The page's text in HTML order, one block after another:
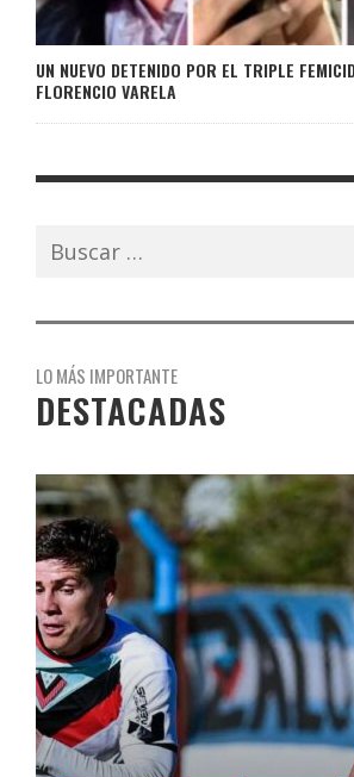
UN NUEVO DETENIDO POR EL TRIPLE
FLORENCIO VARELA
Buscar:
LO MÁS IMPORTANTE
DESTACADAS